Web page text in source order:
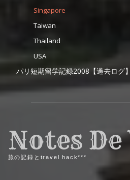
Singapore
Taiwan
Thailand
USA
パリ短期留学記録2008【過去ログ】
Notes De
旅の記録とtravel hack***